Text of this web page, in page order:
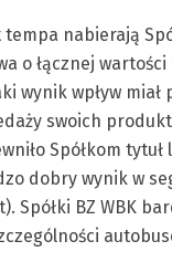
nabierają
o łącznej
wynik wpływ
swoich
Spółkom
dobry wynik w
Spółki BZ WBK